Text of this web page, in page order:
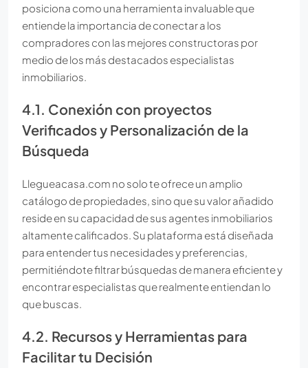
posiciona como una herramienta invaluable que
entiende la importancia de conectar a los
compradores con las mejores constructoras por
medio de los más destacados especialistas
inmobiliarios.
4.1. Conexión con proyectos
Verificados y Personalización de la
Búsqueda
Llegueacasa.com no solo te ofrece un amplio
catálogo de propiedades, sino que su valor añadido
reside en su capacidad de sus agentes inmobiliarios
altamente calificados. Su plataforma está diseñada
para entender tus necesidades y preferencias,
permitiéndote filtrar búsquedas de manera eficiente y
encontrar especialistas que realmente entiendan lo
que buscas.
4.2. Recursos y Herramientas para
Facilitar tu Decisión